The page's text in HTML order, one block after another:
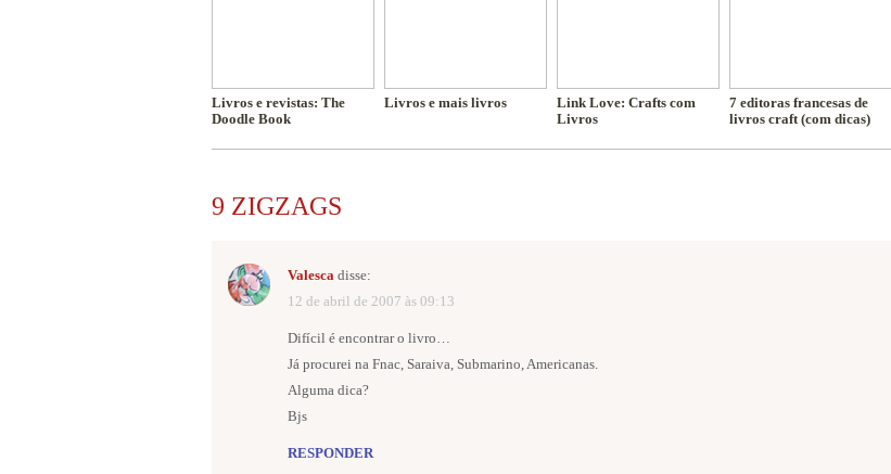
Livros e revistas: The
Doodle Book
Livros e mais livros
Link Love: Crafts com
Livros
7 editoras francesas de
livros craft (com dicas)
9 ZIGZAGS
Valesca disse:
12 de abril de 2007 às 09:13
Difícil é encontrar o livro…
Já procurei na Fnac, Saraiva, Submarino, Americanas.
Alguma dica?
Bjs
RESPONDER